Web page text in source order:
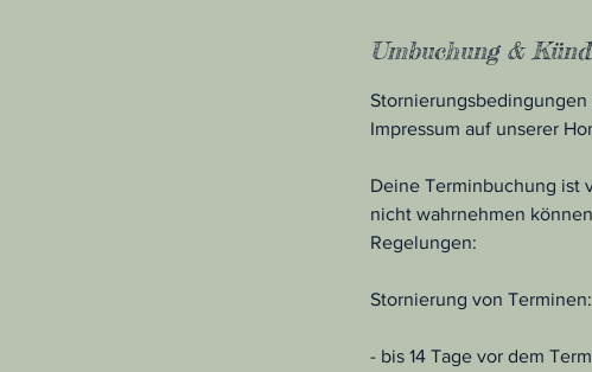
Umbuchung &
Impressum auf unserer
Deine Terminbuchung ist
nicht wahrnehmen
Regelungen:
Stornierung von Terminen:
- bis 14 Tage vor dem